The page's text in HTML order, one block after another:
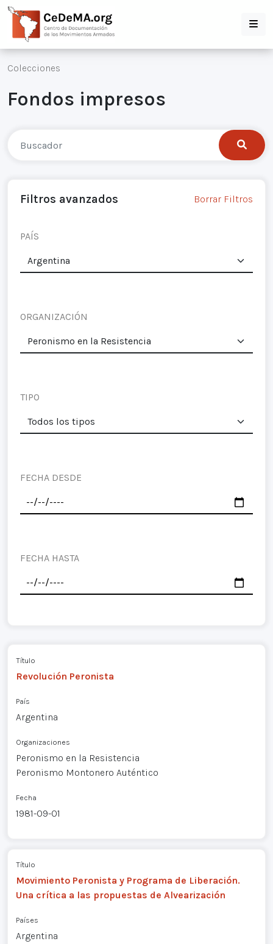
Colecciones
Fondos impresos
Filtros avanzados Borrar Filtros
PAÍS
ORGANIZACIÓN
TIPO
FECHA DESDE
FECHA HASTA
Título
Revolución Peronista
País
Argentina
Organizaciones
Peronismo en la Resistencia
Peronismo Montonero Auténtico
Fecha
1981-09-01
Título
Movimiento Peronista y Programa de Liberación.
Una crítica a las propuestas de Alvearización
Países
Argentina